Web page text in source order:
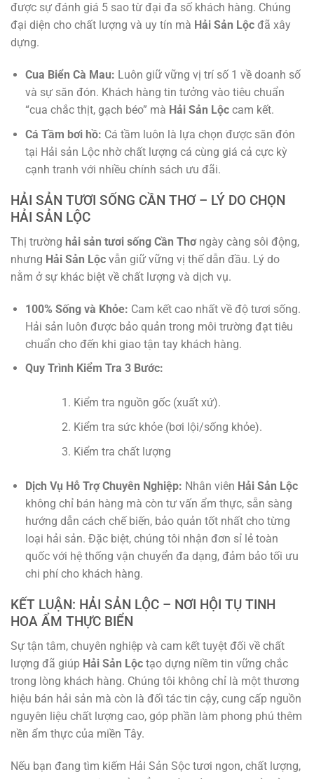
được sự đánh giá 5 sao từ đại đa số khách hàng. Chúng
đại diện cho chất lượng và uy tín mà Hải Sản Lộc đã xây
dựng.
Cua Biển Cà Mau: Luôn giữ vững vị trí số 1 về doanh số
và sự săn đón. Khách hàng tin tưởng vào tiêu chuẩn
“cua chắc thịt, gạch béo” mà Hải Sản Lộccam kết.
Cá Tầm bơi hồ: Cá tầm luôn là lựa chọn được săn đón
tại Hải sản Lộc nhờ chất lượng cá cùng giá cả cực kỳ
cạnh tranh với nhiều chính sách ưu đãi.
HẢI SẢN TƯƠI SỐNG CẦN THƠ – LÝ DO CHỌN
HẢI SẢN LỘC
Thị trường hải sản tươi sống Cần Thơngày càng sôi động,
nhưng Hải Sản Lộc vẫn giữ vững vị thế dẫn đầu. Lý do
nằm ở sự khác biệt về chất lượng và dịch vụ.
100% Sống và Khỏe: Cam kết cao nhất về độ tươi sống.
Hải sản luôn được bảo quản trong môi trường đạt tiêu
chuẩn cho đến khi giao tận tay khách hàng.
Quy Trình Kiểm Tra 3 Bước:
Kiểm tra nguồn gốc (xuất xứ).
Kiểm tra sức khỏe (bơi lội/sống khỏe).
Kiểm tra chất lượng
Dịch Vụ Hỗ Trợ Chuyên Nghiệp: Nhân viên Hải Sản Lộc
không chỉ bán hàng mà còn tư vấn ẩm thực, sẵn sàng
hướng dẫn cách chế biến, bảo quản tốt nhất cho từng
loại hải sản. Đặc biệt, chúng tôi nhận đơn sỉ lẻ toàn
quốc với hệ thống vận chuyển đa dạng, đảm bảo tối ưu
chi phí cho khách hàng.
KẾT LUẬN: HẢI SẢN LỘC – NƠI HỘI TỤ TINH
HOA ẨM THỰC BIỂN
Sự tận tâm, chuyên nghiệp và cam kết tuyệt đối về chất
lượng đã giúp Hải Sản Lộc tạo dựng niềm tin vững chắc
trong lòng khách hàng. Chúng tôi không chỉ là một thương
hiệu bán hải sản mà còn là đối tác tin cậy, cung cấp nguồn
nguyên liệu chất lượng cao, góp phần làm phong phú thêm
nền ẩm thực của miền Tây.
Nếu bạn đang tìm kiếm Hải Sản Sộc tươi ngon, chất lượng,